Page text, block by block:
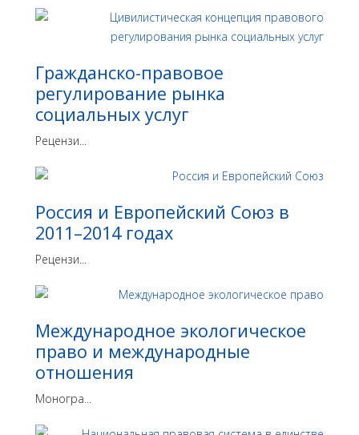
Гражданско-правовое
регулирование рынка
социальных услуг
Рецензи...
Россия и Европейский Союз в
2011–2014 годах
Рецензи...
Международное экологическое
право и международные
отношения
Моногра...